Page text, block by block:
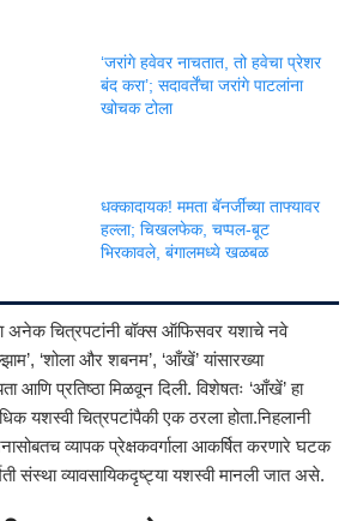
‘जरांगे हवेवर नाचतात, तो हवेचा प्रेशर
बंद करा’; सदावर्तेंचा जरांगे पाटलांना
खोचक टोला
धक्कादायक! ममता बॅनर्जींच्या ताफ्यावर
हल्ला; चिखलफेक, चप्पल-बूट
भिरकावले, बंगालमध्ये खळबळ
अनेक चित्रपटांनी बॉक्स ऑफिसवर यशाचे नवे
‘शोला और शबनम’, ‘आँखें’ यांसारख्या
आणि प्रतिष्ठा मिळवून दिली. विशेषतः ‘आँखें’ हा
यशस्वी चित्रपटांपैकी एक ठरला होता.निहलानी
व्यापक प्रेक्षकवर्गाला आकर्षित करणारे घटक
संस्था व्यावसायिकदृष्ट्या यशस्वी मानली जात असे.